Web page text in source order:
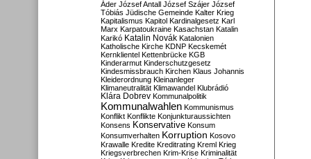
Áder József Antall József Szájer József
Tóbiás Jüdische Gemeinde Kalter Krieg
Kapitalismus Kapitol Kardinalgesetz Karl
Marx Karpatoukraine Kasachstan Katalin
Karikó Katalin Novák Katalonien
Katholische Kirche KDNP Kecskemét
Kernklientel Kettenbrücke KGB
Kinderarmut Kinderschutzgesetz
Kindesmissbrauch Kirchen Klaus Johannis
Kleiderordnung Kleinanleger
Klimaneutralität Klimawandel Klubrádió
Klára Dobrev Kommunalpolitik
Kommunalwahlen Kommunismus
Konflikt Konflikte Konjunkturaussichten
Konsens Konservative Konsum
Konsumverhalten Korruption Kosovo
Krawalle Kredite Kreditrating Kreml Krieg
Kriegsverbrechen Krim-Krise Kriminalität